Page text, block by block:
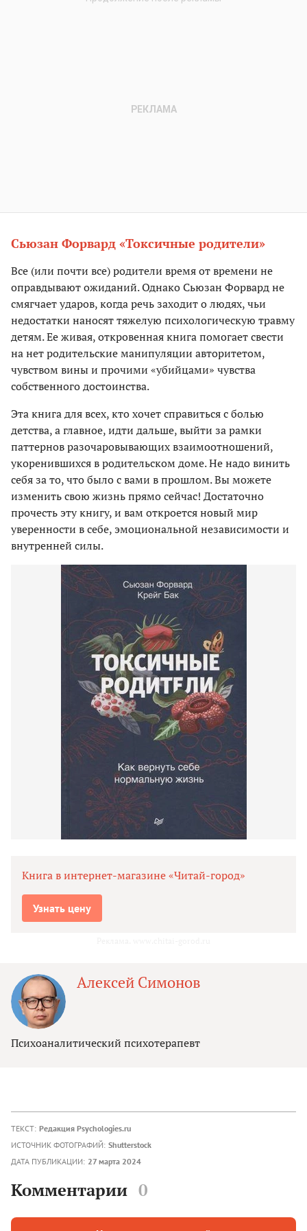
Сьюзан Форвард «Токсичные родители»
Все (или почти все) родители время от времени не
оправдывают ожиданий. Однако Сьюзан Форвард не
смягчает ударов, когда речь заходит о людях, чьи
недостатки наносят тяжелую психологическую травму
детям. Ее живая, откровенная книга помогает свести
на нет родительские манипуляции авторитетом,
чувством вины и прочими «убийцами» чувства
собственного достоинства.
Эта книга для всех, кто хочет справиться с болью
детства, а главное, идти дальше, выйти за рамки
паттернов разочаровывающих взаимоотношений,
укоренившихся в родительском доме. Не надо винить
себя за то, что было с вами в прошлом. Вы можете
изменить свою жизнь прямо сейчас! Достаточно
прочесть эту книгу, и вам откроется новый мир
уверенности в себе, эмоциональной независимости и
внутренней силы.
Книга в интернет-магазине «Читай-город»
Узнать цену
Алексей Симонов
Психоаналитический психотерапевт
ТЕКСТ: Редакция Psychologies.ru
ИСТОЧНИК ФОТОГРАФИЙ: Shutterstock
ДАТА ПУБЛИКАЦИИ: 27 марта 2024
Комментарии 0